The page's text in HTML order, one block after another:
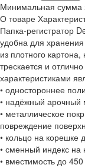
Минимальная сумма
О товаре
Папка-регистратор
удобна для
из плотного
трескается и
характеристиками
• одностороннее
• надёжный арочный
• металлическое
повреждение
• кольцо на корешке
• сменный индекс на
• вместимость до 450